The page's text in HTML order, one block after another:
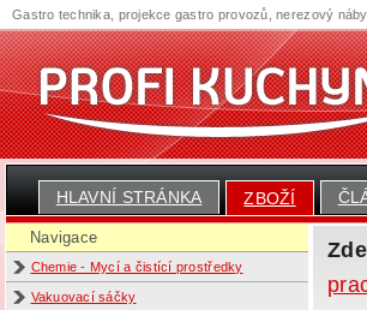
HLAVNÍ STRÁNKA ZBOŽÍ
Navigace
Chemie - Mycí a čistící prostředky
Vakuovací sáčky
Gastro technika, projekce gastro provozů, nerezový